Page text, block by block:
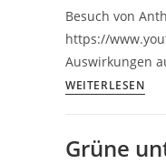
Besuch von
https://
Auswirkungen
WEITERLESEN
die
Grüne